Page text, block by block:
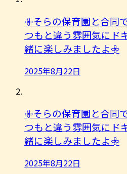
𖧷そらの保育園と合同
つもと違う雰囲気にド
緒に楽しみましたよ︎𖧷
2025年8月22日
𖧷そらの保育園と合同
つもと違う雰囲気にド
緒に楽しみましたよ︎𖧷
2025年8月22日